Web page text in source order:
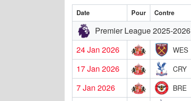
Date Pour Contre
Premier League 2025-2026
24 Jan 2026
WES
17 Jan 2026
CRY
7 Jan 2026
BRE